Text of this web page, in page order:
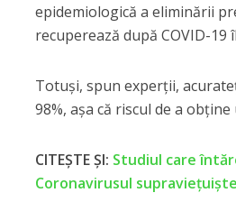
epidemiologică a eliminării
recuperează după COVID-
Totuși, spun experții,
98%, așa că riscul de a
CITEȘTE ȘI: Studiul care
Coronavirusul